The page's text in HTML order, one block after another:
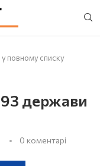
у повному списку
держави
0 коментарі